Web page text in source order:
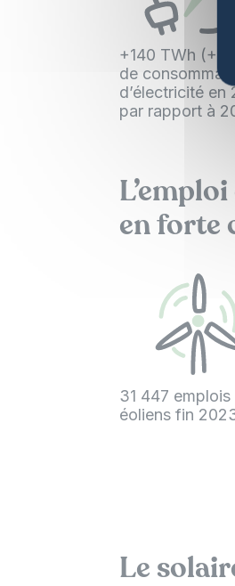
+140 TWh (+30
de
d’électricité en
par rapport à
en forte
31 447 emplois
éoliens fin
Le